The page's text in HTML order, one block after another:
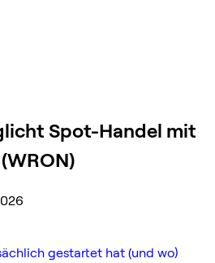
Spot-Handel mit
gestartet hat (und wo)